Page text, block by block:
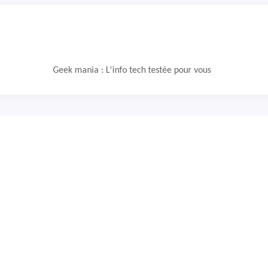
Geek mania : L'info tech testée pour vous